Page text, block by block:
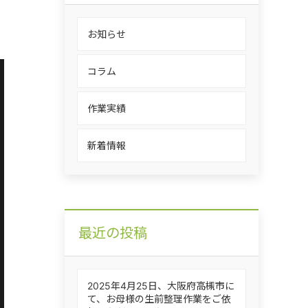
お知らせ
コラム
作業実績
新着情報
最近の投稿
2025年4月25日、大阪府高槻市に
て、お母様の生前整理作業をご依